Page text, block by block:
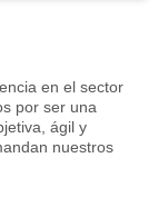
en el sector
por ser una
ágil y
nuestros